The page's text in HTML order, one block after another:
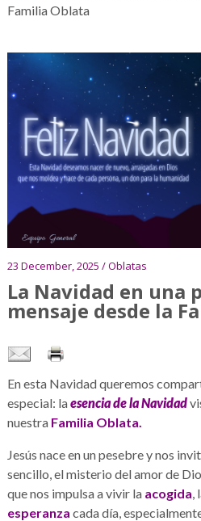
Familia Oblata
23 December, 2025 / Oblatas
La Navidad en una
mensaje desde la
En esta Navidad queremos
especial: laesencia de la Navidad
nuestra Familia Oblata.
Jesús nace en un pesebre y nos
sencillo, el misterio del amor de
que nos impulsa a vivir la acogida,
esperanza cada día,